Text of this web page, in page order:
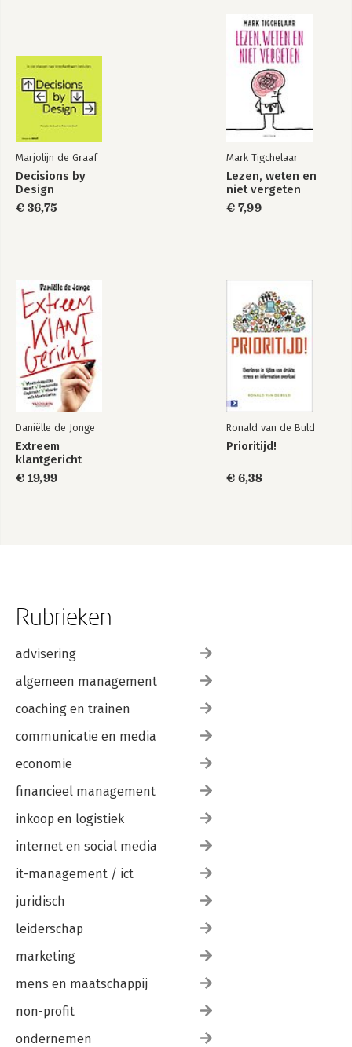
5.1 Het schapprincipe
5.2 Het schaarsteprincipe
5.3 Hoe rem je het stapelgedrag van je baas?
5.4 Zeven persoonlijke effectiviteitstips
In gesprek met… Bas van der Veldt
6. Wat doe je met je vrijgekomen capaciteit (STAP 5)?
In gesprek met… Heleen Dura-van Oord
Over de auteur
Register
Marjolijn de Graaf
Decisions by
Design
€ 36,75
Mark Tigchelaar
Lezen, weten en
niet vergeten
€ 7,99
Daniëlle de Jonge
Extreem
klantgericht
€ 19,99
Ronald van de Buld
Prioritijd!
€ 6,38
Rubrieken
advisering
algemeen management
coaching en trainen
communicatie en media
economie
financieel management
inkoop en logistiek
internet en social media
it-management / ict
juridisch
leiderschap
marketing
mens en maatschappij
non-profit
ondernemen